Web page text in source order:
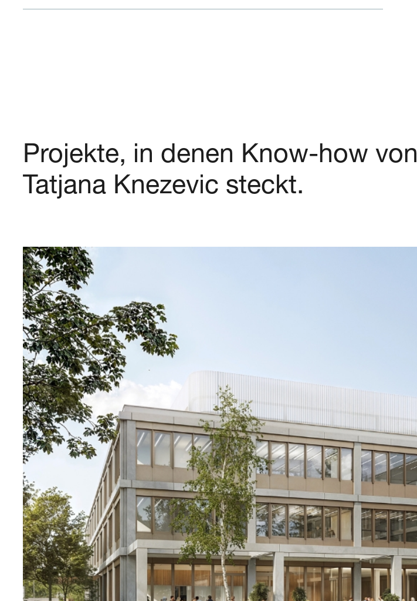
Projekte, in denen Know-how von
Tatjana Knezevic steckt.